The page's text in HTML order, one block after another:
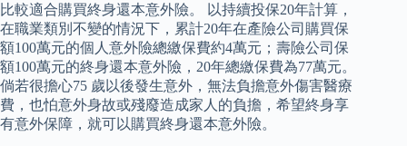
比較適合購買終身還本意外險。 以持續投保20年計算，
在職業類別不變的情況下，累計20年在產險公司購買保
額100萬元的個人意外險總繳保費約4萬元；壽險公司保
額100萬元的終身還本意外險，20年總繳保費為77萬元。
倘若很擔心75 歲以後發生意外，無法負擔意外傷害醫療
費，也怕意外身故或殘廢造成家人的負擔，希望終身享
有意外保障，就可以購買終身還本意外險。